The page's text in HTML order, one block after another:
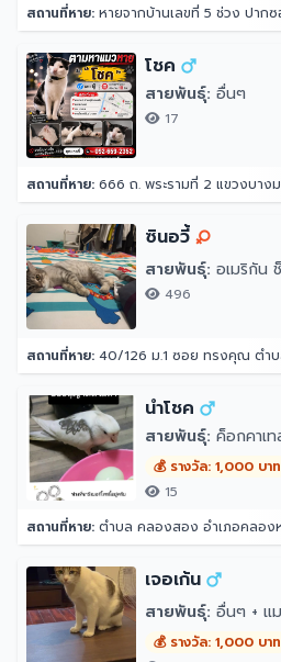
สถานที่หาย: หายจากบ้านเลขที่ 5 ช่วง ปากซอยจรัญ 2 5 ซอย จรัญสนิทวงศ์ 2 แ
โชค
สายพันธุ์: อื่นๆ
17
สถานที่หาย: 666 ถ. พระรามที่ 2 แขวงบางมด เ
ซินอวี้
สายพันธุ์: อเมริกัน
496
สถานที่หาย: 40/126 ม.1 ซอย ทรงคุณ ตำบล ฉล
นำโชค
สายพันธุ์: ค็อกคาเท
💰 รางวัล: 1,000 บาท
15
สถานที่หาย: ตำบล คลองสอง อำเภอคลอง
เจอเก้น
สายพันธุ์: อื่นๆ + แ
💰 รางวัล: 1,000 บาท